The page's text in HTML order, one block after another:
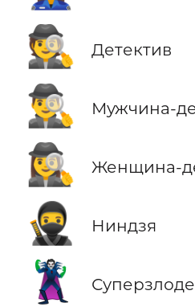
🕵️ Детектив
🕵️‍♂️ Мужчина-
🕵️‍♀️ Женщина-
🥷 Ниндзя
🦹